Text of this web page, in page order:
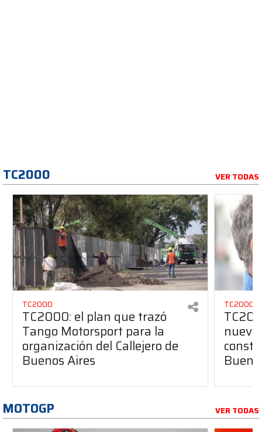
TC2000 VER TODAS
TC2000
TC2000: el plan que trazó
Tango Motorsport para la
organización del Callejero de
Buenos Aires
TC2000
MOTOGP VER TODAS